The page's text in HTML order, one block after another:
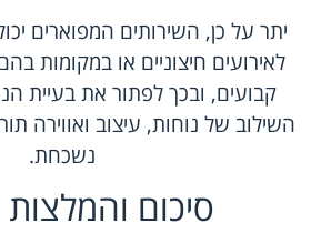
יתר על כן, השירותים המפוארים
לאירועים חיצוניים או במקומות
קבועים, ובכך לפתור את בעיית
השילוב של נוחות, עיצוב ואווירה
נשכחת.
סיכום והמלצות